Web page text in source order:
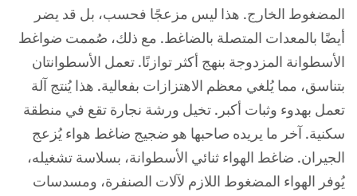
المضغوط الخارج. هذا ليس مزعجًا فحسب، بل قد يضر
أيضًا بالمعدات المتصلة بالضاغط. مع ذلك، صُممت ضواغط
الأسطوانة المزدوجة بنهج أكثر توازنًا. تعمل الأسطوانتان
بتناسق، مما يُلغي معظم الاهتزازات بفعالية. هذا يُنتج آلة
تعمل بهدوء وثبات أكبر. تخيل ورشة نجارة تقع في منطقة
سكنية. آخر ما يريده صاحبها هو ضجيج ضاغط هواء يُزعج
الجيران. ضاغط الهواء ثنائي الأسطوانة، بسلاسة تشغيله،
يُوفر الهواء المضغوط اللازم لآلات الصنفرة، ومسدسات